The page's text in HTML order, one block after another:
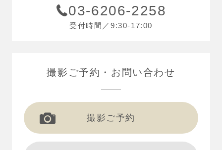
03-6206-2258
受付時間／9:30-17:00
撮影ご予約 お問い合わせ
撮影ご予約